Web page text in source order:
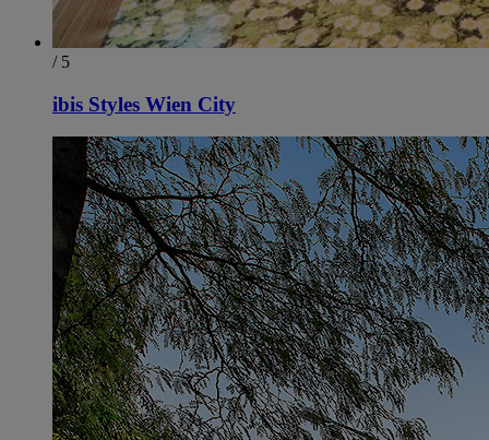
/ 5
ibis Styles Wien City